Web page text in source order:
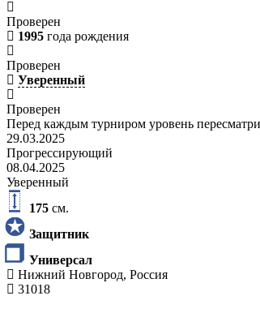
Проверен
1995 года рождения
Проверен
Уверенный
Проверен
Перед каждым турниром уровень
29.03.2025
Прогрессирующий
08.04.2025
Уверенный
175 см.
Защитник
Универсал
Нижний Новгород, Россия
31018